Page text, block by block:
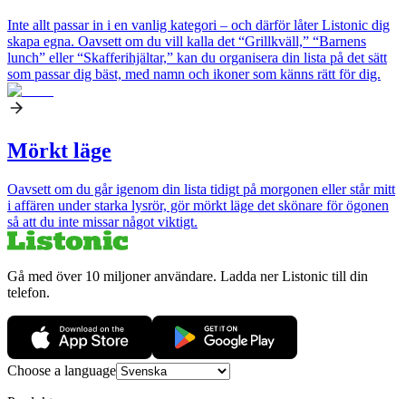
Inte allt passar in i en vanlig kategori – och därför låter Listonic dig
skapa egna. Oavsett om du vill kalla det “Grillkväll,” “Barnens
lunch” eller “Skafferihjältar,” kan du organisera din lista på det sätt
som passar dig bäst, med namn och ikoner som känns rätt för dig.
Mörkt läge
Oavsett om du går igenom din lista tidigt på morgonen eller står mitt
i affären under starka lysrör, gör mörkt läge det skönare för ögonen
så att du inte missar något viktigt.
Gå med över 10 miljoner användare. Ladda ner Listonic till din
telefon.
Choose a language